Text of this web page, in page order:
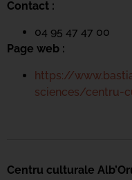
Contact :
04 95 47 47 00
Page web :
https://
sciences/centru-
Centru culturale